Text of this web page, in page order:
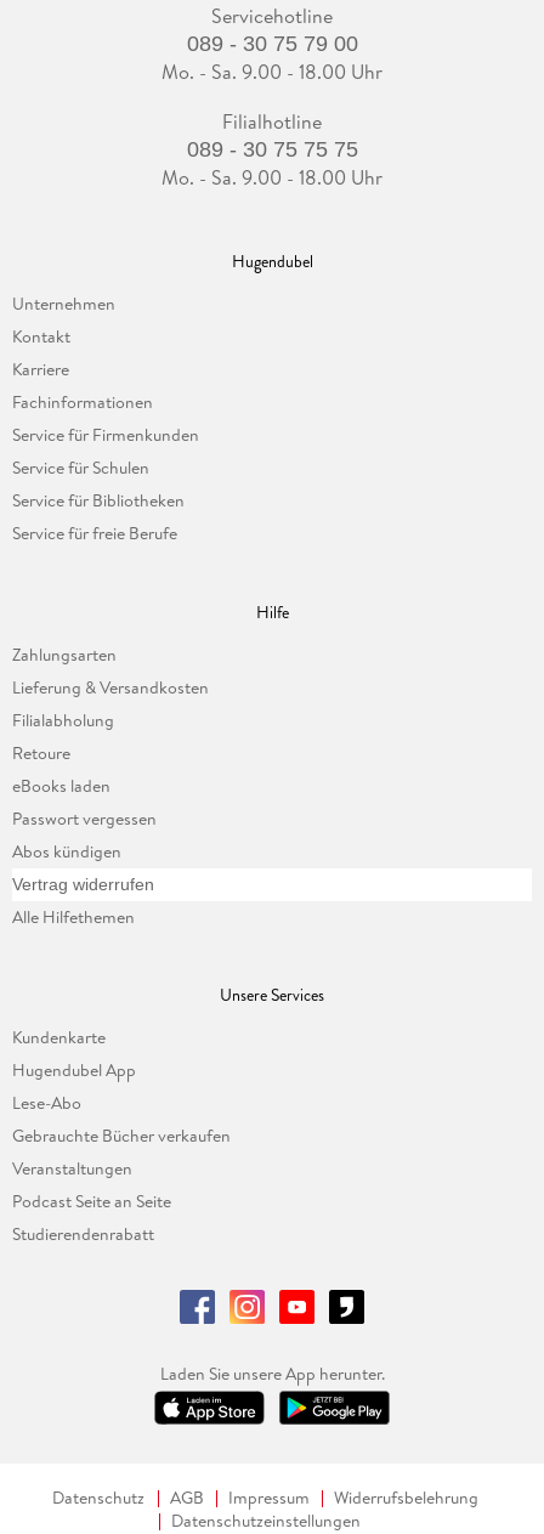
Servicehotline
089 - 30 75 79 00
Mo. - Sa. 9.00 - 18.00 Uhr
Filialhotline
089 - 30 75 75 75
Mo. - Sa. 9.00 - 18.00 Uhr
Hugendubel
Unternehmen
Kontakt
Karriere
Fachinformationen
Service für Firmenkunden
Service für Schulen
Service für Bibliotheken
Service für freie Berufe
Hilfe
Zahlungsarten
Lieferung & Versandkosten
Filialabholung
Retoure
eBooks laden
Passwort vergessen
Abos kündigen
Vertrag widerrufen
Alle Hilfethemen
Unsere Services
Kundenkarte
Hugendubel App
Lese-Abo
Gebrauchte Bücher verkaufen
Veranstaltungen
Podcast Seite an Seite
Studierendenrabatt
Laden Sie unsere App herunter.
Datenschutz AGB Impressum
Widerrufsbelehrung
Datenschutzeinstellungen